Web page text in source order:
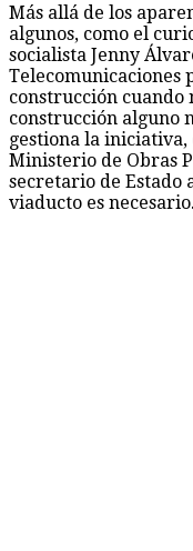
Más allá de los
algunos, como el
socialista Jenny
Telecomunicaciones
construcción cuando
construcción alguno
gestiona la
Ministerio de Obras
secretario de Estado
viaducto es necesario.